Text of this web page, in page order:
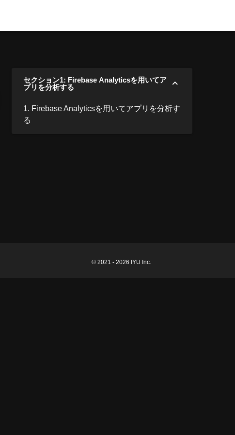
セクション1: Firebase Analyticsを用いてア
プリを分析する
1. Firebase Analyticsを用いてアプリを分析す
る
© 2021 - 2026 IYU Inc.